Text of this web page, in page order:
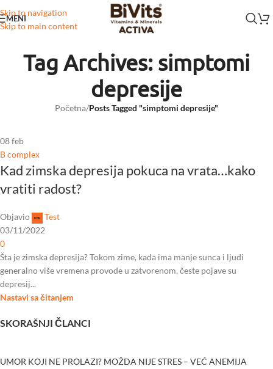
Skip to navigation
Skip to main content
MENI
Tag Archives: simptomi
depresije
Početna/Posts Tagged "simptomi depresije"
08feb
B complex
Kad zimska depresija pokuca na vrata…kako
vratiti radost?
Objavio
Test
03/11/2022
0
Šta je zimska depresija? Tokom zime, kada ima manje sunca i ljudi
generalno više vremena provode u zatvorenom, česte pojave su
depresij...
Nastavi sa čitanjem
SKORAŠNJI ČLANCI
UMOR KOJI NE PROLAZI? MOŽDA NIJE STRES – VEĆ ANEMIJA